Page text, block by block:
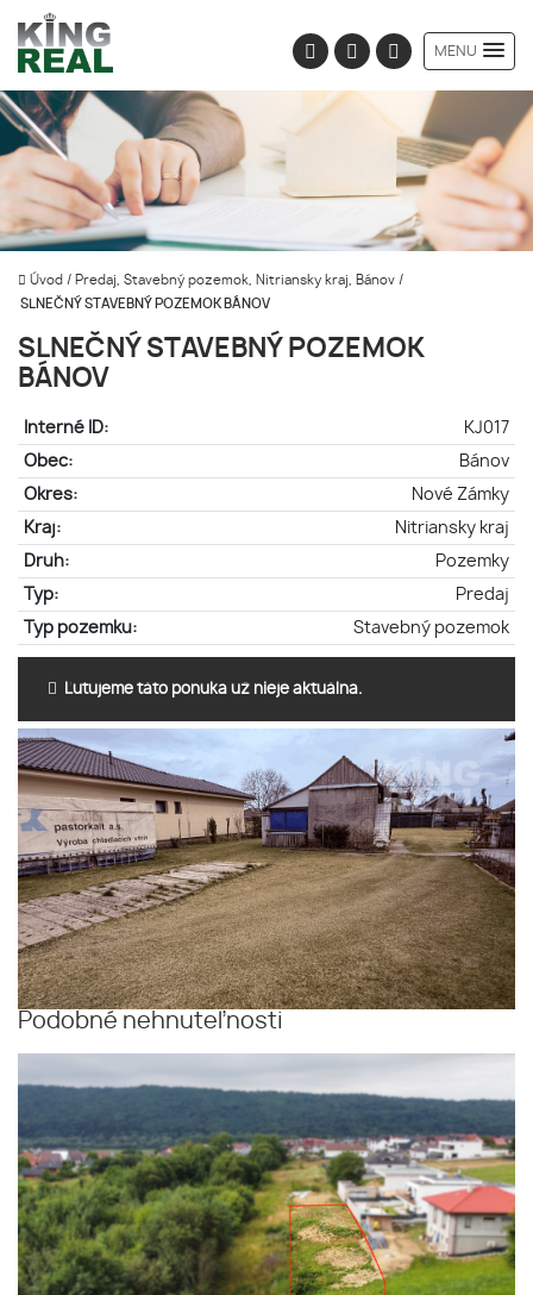
MENU
Úvod / Predaj, Stavebný pozemok, Nitriansky kraj, Bánov /
SLNEČNÝ STAVEBNÝ POZEMOK BÁNOV
SLNEČNÝ STAVEBNÝ POZEMOK
BÁNOV
Interné ID:
KJ017
Obec:
Bánov
Okres:
Nové Zámky
Kraj:
Nitriansky kraj
Druh:
Pozemky
Typ:
Predaj
Typ pozemku:
Stavebný pozemok
Ľutujeme táto ponuka už nieje aktuálna.
Podobné nehnuteľnosti